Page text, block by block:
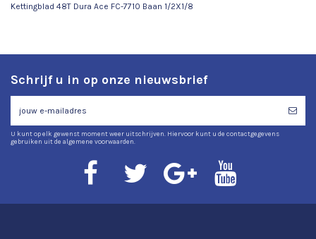
Kettingblad 48T Dura Ace FC-7710 Baan 1/2X1/8
Schrijf u in op onze nieuwsbrief
U kunt op elk gewenst moment weer uitschrijven. Hiervoor kunt u de contactgegevens
gebruiken uit de algemene voorwaarden.